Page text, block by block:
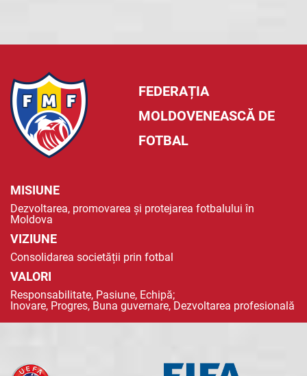
FEDERAȚIA
MOLDOVENEASCĂ DE
FOTBAL
MISIUNE
Dezvoltarea, promovarea și protejarea fotbalului în
Moldova
VIZIUNE
Consolidarea societății prin fotbal
VALORI
Responsabilitate, Pasiune, Echipă;
Inovare, Progres, Buna guvernare, Dezvoltarea profesională